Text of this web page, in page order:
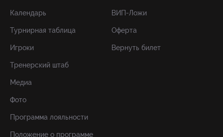
Календарь
Турнирная таблица
Игроки
Тренерский штаб
Медиа
Фото
Программа лояльности
Положение о программе
ВИП-Ложи
Оферта
Вернуть билет